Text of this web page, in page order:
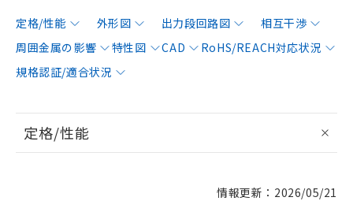
定格/性能 外形図 出力段回路図
相互干渉
周囲金属の影響
特性図 CAD
RoHS/REACH対応状況
規格認証/適合状況
定格/性能
情報更新：2026/05/21